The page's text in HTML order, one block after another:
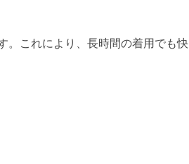
。これにより、長時間の着用でも快